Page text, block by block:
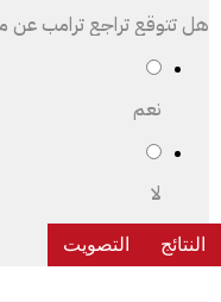
هل تتوقع تراجع ترامب عن
نعم
لا